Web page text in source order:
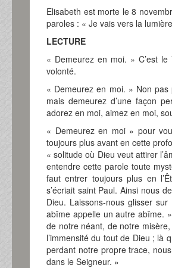
Elisabeth est morte le 8
paroles : « Je vais vers la
LECTURE
« Demeurez en moi. » C’est
volonté.
« Demeurez en moi. » Non
mais demeurez d’une façon
adorez en moi, aimez en moi,
« Demeurez en moi » pour
toujours plus avant en cette
« solitude où Dieu veut attirer
entendre cette parole toute
faut entrer toujours plus en
s’écriait saint Paul. Ainsi nous
Dieu. Laissons-nous glisser
abîme appelle un autre abîme.
de notre néant, de notre
l’immensité du tout de Dieu ; là
perdant notre propre trace,
dans le Seigneur. »